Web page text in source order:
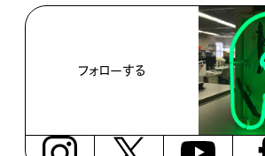
フォローする